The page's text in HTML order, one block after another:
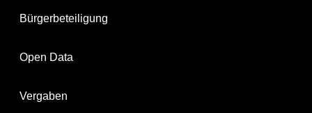
Bürgerbeteiligung
Open Data
Vergaben